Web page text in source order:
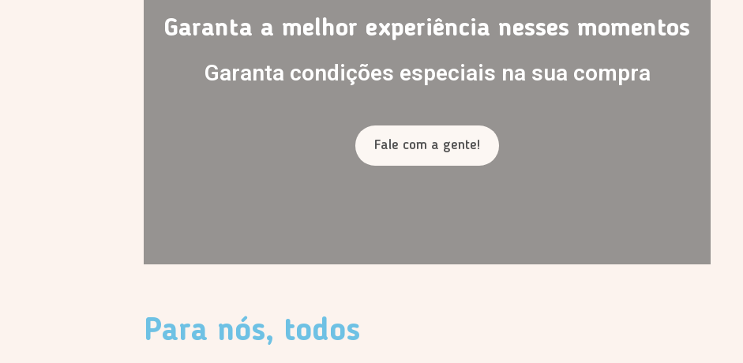
Garanta a melhor experiência nesses momentos
Garanta condições especiais na sua compra
Fale com a gente!
Para nós, todos